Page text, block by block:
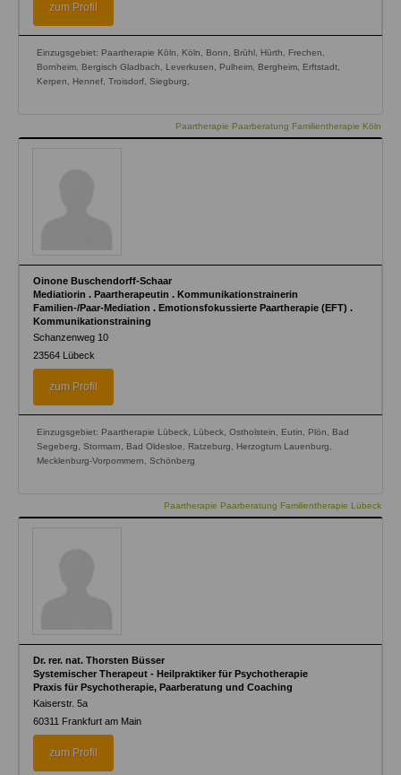
zum Profil
Einzugsgebiet: Paartherapie Köln, Köln, Bonn, Brühl, Hürth, Frechen,
Bornheim, Bergisch Gladbach, Leverkusen, Pulheim, Bergheim, Erftstadt,
Kerpen, Hennef, Troisdorf, Siegburg,
Paartherapie Paarberatung Familientherapie Köln
Oinone Buschendorff-Schaar
Mediatiorin . Paartherapeutin . Kommunikationstrainerin
Familien-/Paar-Mediation . Emotionsfokussierte Paartherapie (EFT) .
Kommunikationstraining
Schanzenweg 10
23564 Lübeck
zum Profil
Einzugsgebiet: Paartherapie Lübeck, Lübeck, Ostholstein, Eutin, Plön, Bad
Segeberg, Stormarn, Bad Oldesloe, Ratzeburg, Herzogtum Lauenburg,
Mecklenburg-Vorpommern, Schönberg
Paartherapie Paarberatung Familientherapie Lübeck
Dr. rer. nat. Thorsten Büsser
Systemischer Therapeut - Heilpraktiker für Psychotherapie
Praxis für Psychotherapie, Paarberatung und Coaching
Kaiserstr. 5a
60311 Frankfurt am Main
zum Profil